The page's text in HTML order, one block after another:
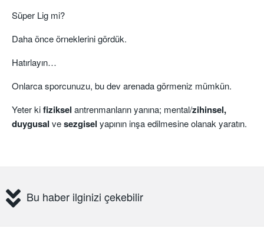
Süper Lig mi?
Daha önce örneklerini gördük.
Hatırlayın…
Onlarca sporcunuzu, bu dev arenada görmeniz mümkün.
Yeter kifiziksel antrenmanların yanına; mental/zihinsel,
duygusal vesezgisel yapının inşa edilmesine olanak yaratın.
Bu haber ilginizi çekebilir